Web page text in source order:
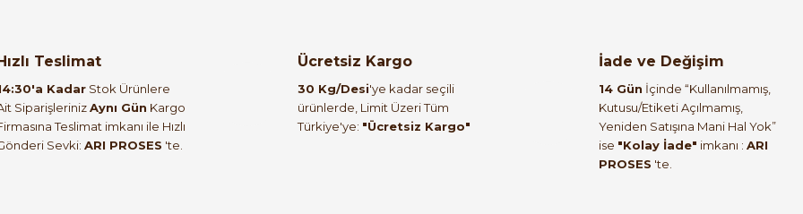
5.135,74 TL
ABB
Hızlı Teslimat
Kadar Stok Ürünlere
SiparişlerinizAynı Gün Kargo
Teslimat imkanı ile Hızlı
Sevki: ARI PROSES 'te.
Ücretsiz Kargo
30 Kg/Desi'ye kadar seçili
ürünlerde, Limit Üzeri Tüm
Türkiye'ye: "Ücretsiz Kargo"
İade ve Değişim
14 Gün İçinde “Kullanılmamış,
Kutusu/Etiketi Açılmamış,
Yeniden Satışına Mani Hal Yok”
ise "Kolay İade" imkanı : ARI
PROSES 'te.